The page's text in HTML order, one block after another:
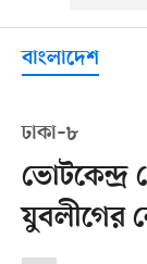
বাংলাদেশ
ঢাকা–৮
ভোটকেন্দ্র
যুবলীগের